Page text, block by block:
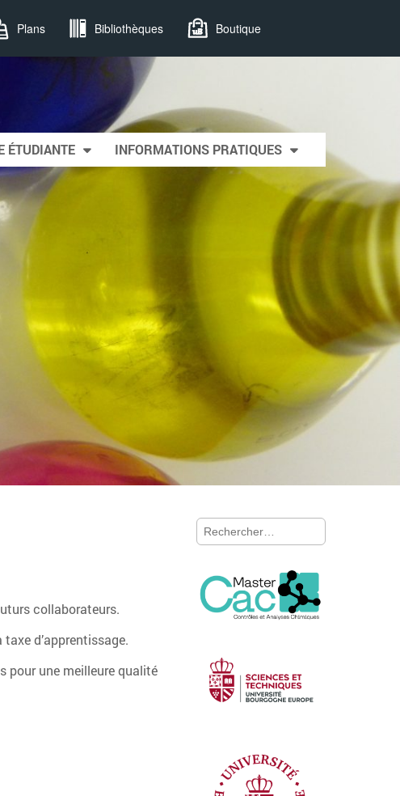
Plans Bibliothèques Boutique
ÉTUDIANTE INFORMATIONS PRATIQUES
collaborateurs.
d’apprentissage.
pour une meilleure qualité
Rechercher :